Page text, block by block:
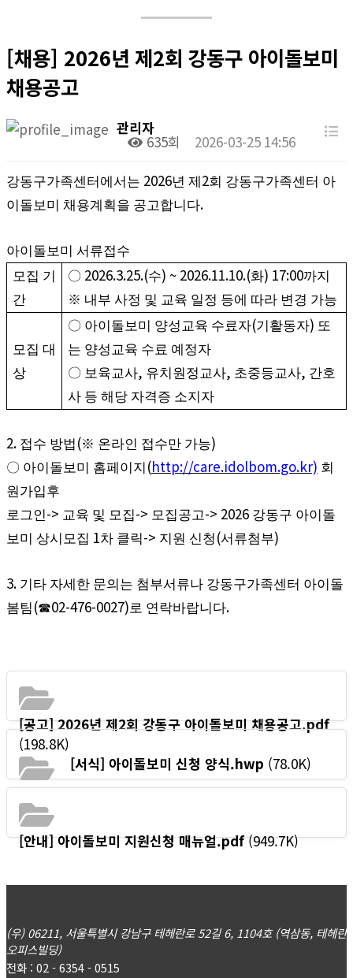
[채용] 2026년 제2회 강동구 아이돌보미
채용공고
관리자
635회 2026-03-25 14:56
강동구가족센터에서는 2026년 제 2회 강동구가족센터 아
이돌보미 채용계획을 공고합니다.
아이돌보미 서류접수
모집 기
간
〇 2026.3.25.(수) ~ 2026.11.10.(화) 17:00까지
※ 내부 사정 및 교육 일정 등에 따라 변경 가능
모집 대
상
〇 아이돌보미 양성교육 수료자(기활동자) 또
는 양성교육 수료 예정자
〇 보육교사, 유치원정교사, 초중등교사, 간호
사 등 해당 자격증 소지자
2. 접수 방법 (※ 온라인 접수만 가능)
〇 아이돌보미 홈페이지 (http://care.idolbom.go.kr) 회
원가입후
로그인-> 교육 및 모집-> 모집공고-> 2026 강동구 아이돌
보미 상시모집 1차 클릭-> 지원 신청 (서류첨부)
3. 기타 자세한 문의는 첨부서류나 강동구가족센터 아이돌
봄팀 (☎02-476-0027)로 연락바랍니다.
[공고] 2026년 제2회 강동구 아이돌보미 채용공고.pdf
(198.8K)
[서식] 아이돌보미 신청 양식.hwp (78.0K)
[안내] 아이돌보미 지원신청 매뉴얼.pdf(949.7K)
(우) 06211, 서울특별시 강남구 테헤란로 52길 6, 1104호 (역삼동, 테헤란
오피스빌딩)
전화 : 02 - 6354 - 0515